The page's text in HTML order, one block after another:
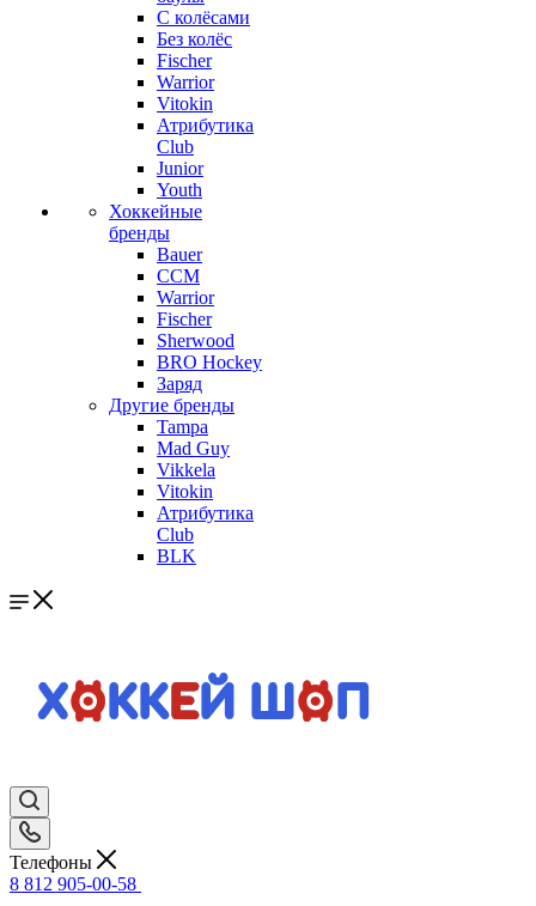
С колёсами
Без колёс
Fischer
Warrior
Vitokin
Атрибутика
Club
Junior
Youth
Хоккейные
бренды
Bauer
CCM
Warrior
Fischer
Sherwood
BRO Hockey
Заряд
Другие бренды
Tampa
Mad Guy
Vikkela
Vitokin
Атрибутика
Club
BLK
Телефоны
8 812 905-00-58